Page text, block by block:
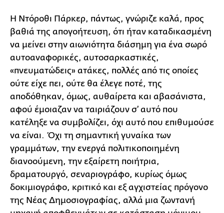
Η Ντόροθι Πάρκερ, πάντως, γνώριζε καλά, προς
βαθιά της απογοήτευση, ότι ήταν καταδικασμένη
να μείνει στην αιωνιότητα διάσημη για ένα σωρό
αυτοαναφορικές, αυτοσαρκαστικές,
«πνευματώδεις» ατάκες, πολλές από τις οποίες
ούτε είχε πει, ούτε θα έλεγε ποτέ, της
αποδόθηκαν, όμως, αυθαίρετα και αβασάνιστα,
αφού έμοιαζαν να ταιριάζουν σ’ αυτό που
κατέληξε να συμβολίζει, όχι αυτό που επιθυμούσε
να είναι. Όχι τη σημαντική γυναίκα των
γραμμάτων, την ενεργά πολιτικοποιημένη
διανοούμενη, την εξαίρετη ποιήτρια,
δραματουργό, σεναριογράφο, κυρίως όμως
δοκιμιογράφο, κριτικό και εξ αγχιστείας πρόγονο
της Νέας Δημοσιογραφίας, αλλά μια ζωντανή